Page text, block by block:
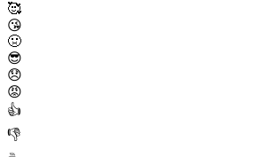
🥰
😘
🤢
😎
😞
😡
👍
👎